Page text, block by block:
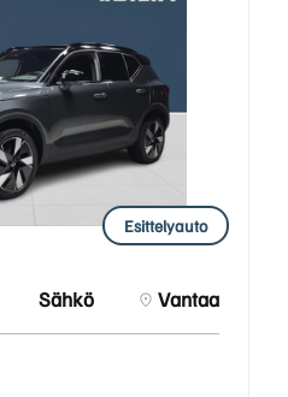
Esittelyauto
Sähkö Vantaa